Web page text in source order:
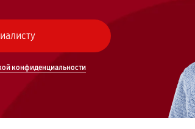
конфиденциальности